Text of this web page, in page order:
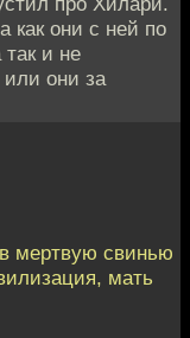
как они с ней по
так и не
они за
мертвую свинью
мать